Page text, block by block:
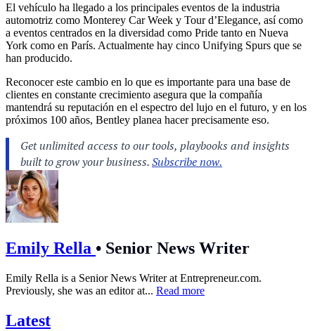
El vehículo ha llegado a los principales eventos de la industria
automotriz como Monterey Car Week y Tour d’Elegance, así como
a eventos centrados en la diversidad como Pride tanto en Nueva
York como en París. Actualmente hay cinco Unifying Spurs que se
han producido.
Reconocer este cambio en lo que es importante para una base de
clientes en constante crecimiento asegura que la compañía
mantendrá su reputación en el espectro del lujo en el futuro, y en los
próximos 100 años, Bentley planea hacer precisamente eso.
Emily Rella • Senior News Writer
Emily Rella is a Senior News Writer at Entrepreneur.com.
Previously, she was an editor at... Read more
Latest